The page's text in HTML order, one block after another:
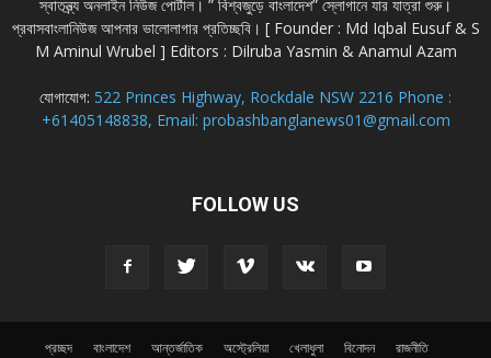
স্বাতন্ত্র্য অনলাইন নিউজ পোর্টাল। ” বিশ্বজুড়ে বাংলাদেশ” স্লোগানে যার যাত্রা শুরু।
প্রবাসবাংলানিউজ আপনার ভালোলাগার প্রতিচ্ছবি। [ Founder : Md Iqbal Eusuf & S
M Aminul Wrubel ] Editors : Dilruba Yasmin & Anamul Azam
যোগাযোগ: 522 Princes Highway, Rockdale NSW 2216 Phone :
+61405148838, Email: probashbanglanews01@gmail.com
FOLLOW US
প্রচ্ছদ বাংলাদেশ আন্তর্জাতিক অস্ট্রেলিয়া খেলাধুলা বিনোদন রাজনীতি